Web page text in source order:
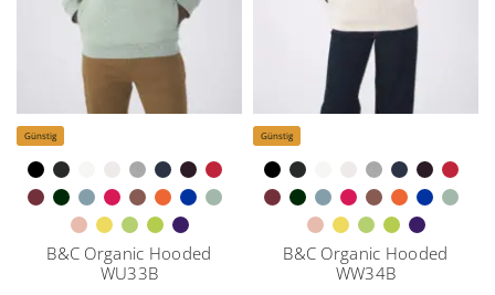
Günstig
B&C Organic Hooded
WU33B
Günstig
B&C Organic Hooded
WW34B